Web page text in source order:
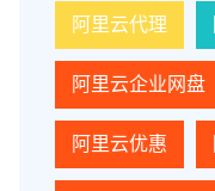
阿里云代理
阿里云企业网盘
阿里云优惠